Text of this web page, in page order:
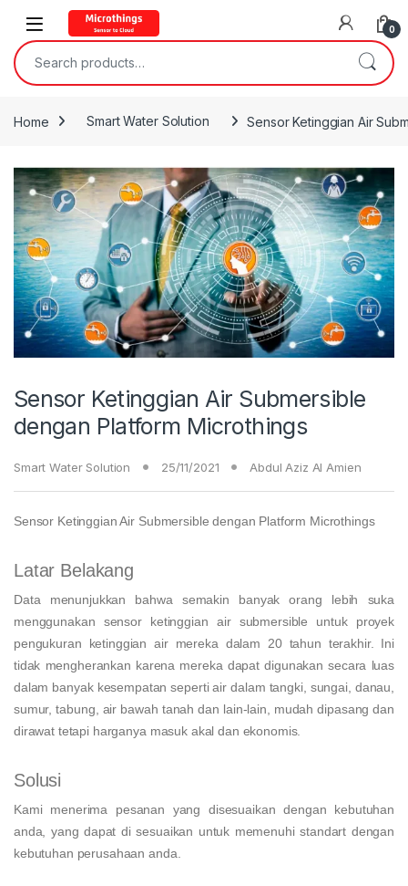
Open 0
Search for:
Home Smart Water Solution Sensor Ketinggian Air
Sensor Ketinggian Air Submersible
dengan Platform Microthings
Smart Water Solution 25/11/2021 Abdul Aziz Al Amien
Sensor Ketinggian Air Submersible dengan Platform Microthings
Latar Belakang
Data menunjukkan bahwa semakin banyak orang lebih suka
menggunakan sensor ketinggian air submersible untuk proyek
pengukuran ketinggian air mereka dalam 20 tahun terakhir. Ini
tidak mengherankan karena mereka dapat digunakan secara luas
dalam banyak kesempatan seperti air dalam tangki, sungai, danau,
sumur, tabung, air bawah tanah dan lain-lain, mudah dipasang dan
dirawat tetapi harganya masuk akal dan ekonomis.
Solusi
Kami menerima pesanan yang disesuaikan dengan kebutuhan
anda, yang dapat di sesuaikan untuk memenuhi standart dengan
kebutuhan perusahaan anda.